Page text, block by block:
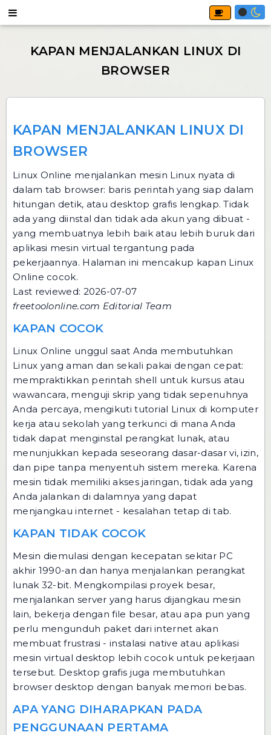
KAPAN MENJALANKAN LINUX DI
BROWSER
Linux Online menjalankan mesin Linux nyata di
dalam tab browser: baris perintah yang siap dalam
hitungan detik, atau desktop grafis lengkap. Tidak
ada yang diinstal dan tidak ada akun yang dibuat -
yang membuatnya lebih baik atau lebih buruk dari
aplikasi mesin virtual tergantung pada
pekerjaannya. Halaman ini mencakup kapan Linux
Online cocok.
Last reviewed: 2026-07-07
freetoolonline.com Editorial Team
KAPAN COCOK
Linux Online unggul saat Anda membutuhkan
Linux yang aman dan sekali pakai dengan cepat:
mempraktikkan perintah shell untuk kursus atau
wawancara, menguji skrip yang tidak sepenuhnya
Anda percaya, mengikuti tutorial Linux di komputer
kerja atau sekolah yang terkunci di mana Anda
tidak dapat menginstal perangkat lunak, atau
menunjukkan kepada seseorang dasar-dasar vi, izin,
dan pipe tanpa menyentuh sistem mereka. Karena
mesin tidak memiliki akses jaringan, tidak ada yang
Anda jalankan di dalamnya yang dapat
menjangkau internet - kesalahan tetap di tab.
KAPAN TIDAK COCOK
Mesin diemulasi dengan kecepatan sekitar PC
akhir 1990-an dan hanya menjalankan perangkat
lunak 32-bit. Mengkompilasi proyek besar,
menjalankan server yang harus dijangkau mesin
lain, bekerja dengan file besar, atau apa pun yang
perlu mengunduh paket dari internet akan
membuat frustrasi - instalasi native atau aplikasi
mesin virtual desktop lebih cocok untuk pekerjaan
tersebut. Desktop grafis juga membutuhkan
browser desktop dengan banyak memori bebas.
APA YANG DIHARAPKAN PADA
PENGGUNAAN PERTAMA